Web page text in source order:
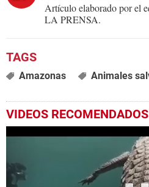
Artículo elaborado por el
LA PRENSA.
Amazonas Animales
VIDEOS RECOMENDADOS